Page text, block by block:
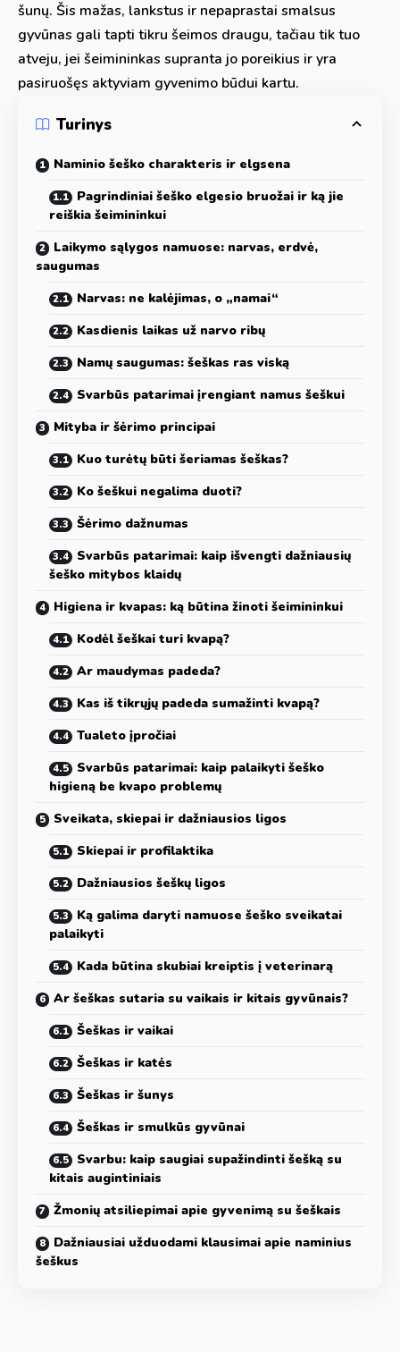
šunų. Šis mažas, lankstus ir nepaprastai smalsus
gyvūnas gali tapti tikru šeimos draugu, tačiau tik tuo
atveju, jei šeimininkas supranta jo poreikius ir yra
pasiruošęs aktyviam gyvenimo būdui kartu.
Turinys
Naminio šeško charakteris ir elgsena
Pagrindiniai šeško elgesio bruožai ir ką jie
reiškia šeimininkui
Laikymo sąlygos namuose: narvas, erdvė,
saugumas
Narvas: ne kalėjimas, o „namai“
Kasdienis laikas už narvo ribų
Namų saugumas: šeškas ras viską
Svarbūs patarimai įrengiant namus šeškui
Mityba ir šėrimo principai
Kuo turėtų būti šeriamas šeškas?
Ko šeškui negalima duoti?
Šėrimo dažnumas
Svarbūs patarimai: kaip išvengti dažniausių
šeško mitybos klaidų
Higiena ir kvapas: ką būtina žinoti šeimininkui
Kodėl šeškai turi kvapą?
Ar maudymas padeda?
Kas iš tikrųjų padeda sumažinti kvapą?
Tualeto įpročiai
Svarbūs patarimai: kaip palaikyti šeško
higieną be kvapo problemų
Sveikata, skiepai ir dažniausios ligos
Skiepai ir profilaktika
Dažniausios šeškų ligos
Ką galima daryti namuose šeško sveikatai
palaikyti
Kada būtina skubiai kreiptis į veterinarą
Ar šeškas sutaria su vaikais ir kitais gyvūnais?
Šeškas ir vaikai
Šeškas ir katės
Šeškas ir šunys
Šeškas ir smulkūs gyvūnai
Svarbu: kaip saugiai supažindinti šešką su
kitais augintiniais
Žmonių atsiliepimai apie gyvenimą su šeškais
Dažniausiai užduodami klausimai apie naminius
šeškus